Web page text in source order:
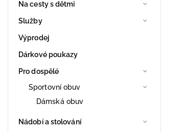
Na cesty s dětmi
Služby
Výprodej
Dárkové poukazy
Pro dospělé
Sportovní obuv
Dámská obuv
Nádobí a stolování